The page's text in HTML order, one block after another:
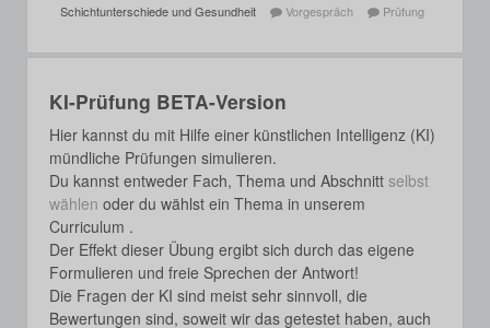
Schichtunterschiede und Gesundheit
Vorgespräch Prüfung
KI-Prüfung BETA-Version
Hier kannst du mit Hilfe einer künstlichen Intelligenz (KI)
mündliche Prüfungen simulieren.
Du kannst entweder Fach, Thema und Abschnitt selbst
wählen oder du wählst ein Thema in unserem
Curriculum .
Der Effekt dieser Übung ergibt sich durch das eigene
Formulieren und freie Sprechen der Antwort!
Die Fragen der KI sind meist sehr sinnvoll, die
Bewertungen sind, soweit wir das getestet haben, auch